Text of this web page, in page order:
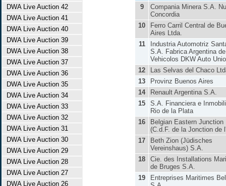
DWA Live Auction 42
DWA Live Auction 41
DWA Live Auction 40
DWA Live Auction 39
DWA Live Auction 38
DWA Live Auction 37
DWA Live Auction 36
DWA Live Auction 35
DWA Live Auction 34
DWA Live Auction 33
DWA Live Auction 32
DWA Live Auction 31
DWA Live Auction 30
DWA Live Auction 29
DWA Live Auction 28
DWA Live Auction 27
DWA Live Auction 26
9
Compania Minera S.A.
Concordia
10
Ferro Carril Central de
Aires Ltda.
11
Industria Automotriz
S.A. Fabrica Argentina de
Vehicolos DKW Auto
12
Las Selvas del Chaco
13
Provinz Buenos Aires
14
Renault Argentina S.A.
15
S.A. Financiera e
Rio de la Plata
16
Belgian Eastern Junction
(C.d.F. de la Jonction de
17
Beth Zion (Jüdisches
Vereinshaus) S.A.
18
Cie. des Installations
de Bruges S.A.
19
Entreprises Maritimes